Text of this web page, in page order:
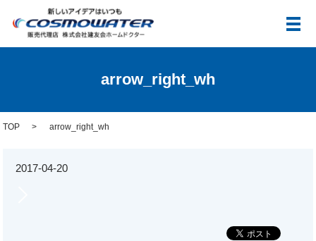
メ
arrow_right_wh
TOP arrow_right_wh
2017-04-20